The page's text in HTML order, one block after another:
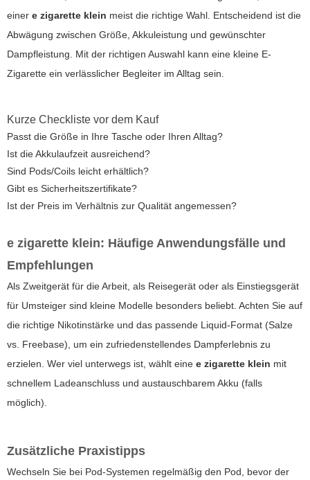
einer e zigarette klein meist die richtige Wahl. Entscheidend ist die
Abwägung zwischen Größe, Akkuleistung und gewünschter
Dampfleistung. Mit der richtigen Auswahl kann eine kleine E-
Zigarette ein verlässlicher Begleiter im Alltag sein.
Kurze Checkliste vor dem Kauf
Passt die Größe in Ihre Tasche oder Ihren Alltag?
Ist die Akkulaufzeit ausreichend?
Sind Pods/Coils leicht erhältlich?
Gibt es Sicherheitszertifikate?
Ist der Preis im Verhältnis zur Qualität angemessen?
e zigarette klein: Häufige Anwendungsfälle und
Empfehlungen
Als Zweitgerät für die Arbeit, als Reisegerät oder als Einstiegsgerät
für Umsteiger sind kleine Modelle besonders beliebt. Achten Sie auf
die richtige Nikotinstärke und das passende Liquid-Format (Salze
vs. Freebase), um ein zufriedenstellendes Dampferlebnis zu
erzielen. Wer viel unterwegs ist, wählt eine e zigarette klein mit
schnellem Ladeanschluss und austauschbarem Akku (falls
möglich).
Zusätzliche Praxistipps
Wechseln Sie bei Pod-Systemen regelmäßig den Pod, bevor der